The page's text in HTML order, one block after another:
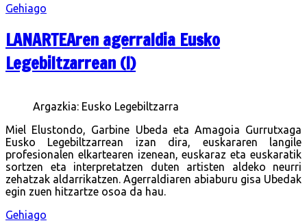
Gehiago
LANARTEAren agerraldia Eusko
Legebiltzarrean (I)
Argazkia: Eusko Legebiltzarra
Miel Elustondo, Garbine Ubeda eta Amagoia Gurrutxaga
Eusko Legebiltzarrean izan dira, euskararen langile
profesionalen elkartearen izenean, euskaraz eta euskaratik
sortzen eta interpretatzen duten artisten aldeko neurri
zehatzak aldarrikatzen. Agerraldiaren abiaburu gisa Ubedak
egin zuen hitzartze osoa da hau.
Gehiago